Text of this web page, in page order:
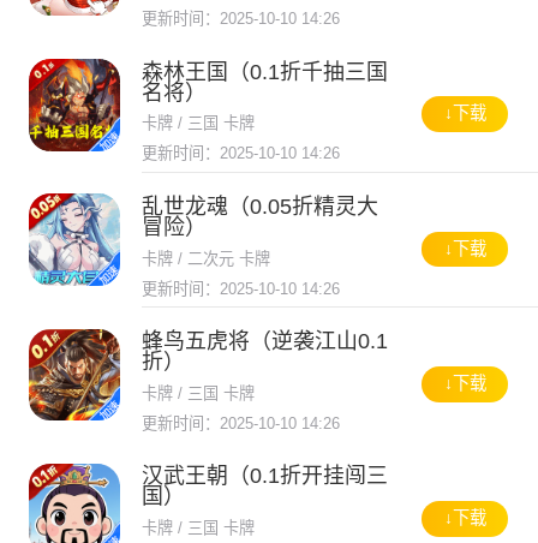
更新时间：2025-10-10 14:26
森林王国（0.1折千抽三国
名将）
卡牌 / 三国 卡牌
更新时间：2025-10-10 14:26
↓下载
乱世龙魂（0.05折精灵大
冒险）
卡牌 / 二次元 卡牌
更新时间：2025-10-10 14:26
↓下载
蜂鸟五虎将（逆袭江山0.1
折）
卡牌 / 三国 卡牌
更新时间：2025-10-10 14:26
↓下载
汉武王朝（0.1折开挂闯三
国）
卡牌 / 三国 卡牌
↓下载